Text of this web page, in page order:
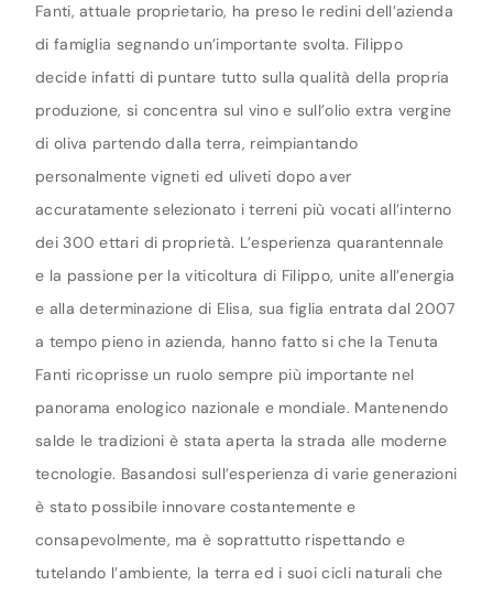
Fanti, attuale proprietario, ha preso le redini dell’azienda
di famiglia segnando un’importante svolta. Filippo
decide infatti di puntare tutto sulla qualità della propria
produzione, si concentra sul vino e sull’olio extra vergine
di oliva partendo dalla terra, reimpiantando
personalmente vigneti ed uliveti dopo aver
accuratamente selezionato i terreni più vocati all’interno
dei 300 ettari di proprietà. L’esperienza quarantennale
e la passione per la viticoltura di Filippo, unite all’energia
e alla determinazione di Elisa, sua figlia entrata dal 2007
a tempo pieno in azienda, hanno fatto si che la Tenuta
Fanti ricoprisse un ruolo sempre più importante nel
panorama enologico nazionale e mondiale. Mantenendo
salde le tradizioni è stata aperta la strada alle moderne
tecnologie. Basandosi sull’esperienza di varie generazioni
è stato possibile innovare costantemente e
consapevolmente, ma è soprattutto rispettando e
tutelando l’ambiente, la terra ed i suoi cicli naturali che